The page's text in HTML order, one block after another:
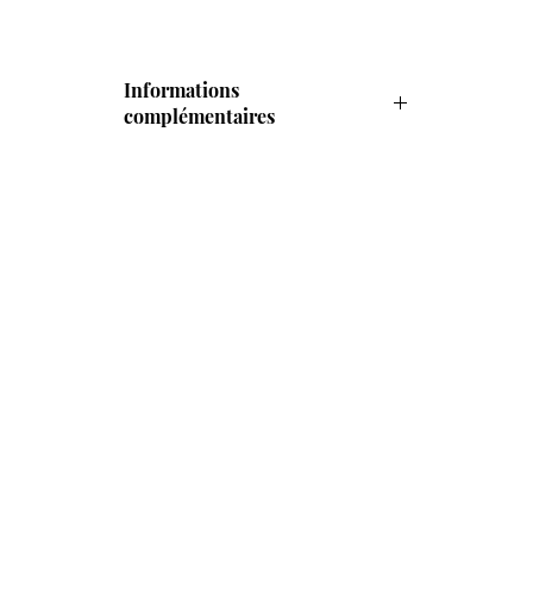
Informations
complémentaires